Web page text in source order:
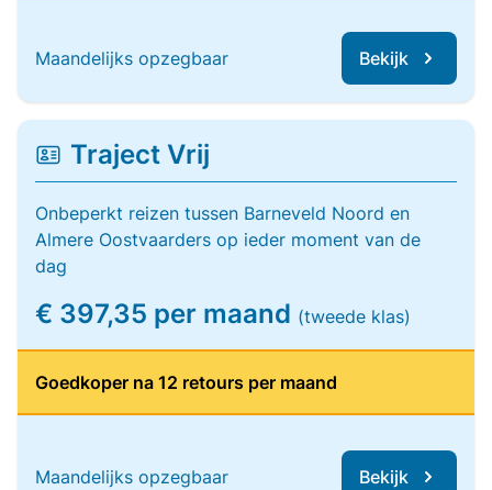
Maandelijks opzegbaar Bekijk
Traject Vrij
Onbeperkt reizen tussen Barneveld Noord en
Almere Oostvaarders op ieder moment van de
dag
€ 397,35 per maand (tweede klas)
Goedkoper na 12 retours per maand
Maandelijks opzegbaar Bekijk